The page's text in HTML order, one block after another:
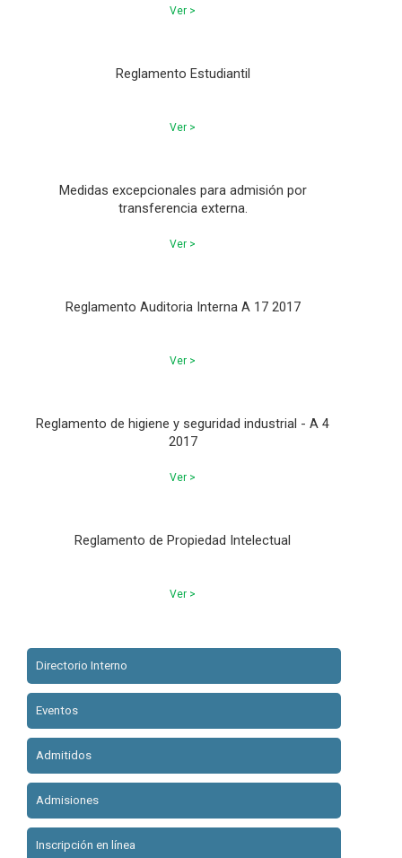
Ver >
Reglamento Estudiantil
Ver >
Medidas excepcionales para admisión por
transferencia externa.
Ver >
Reglamento Auditoria Interna A 17 2017
Ver >
Reglamento de higiene y seguridad industrial - A 4
2017
Ver >
Reglamento de Propiedad Intelectual
Ver >
Directorio Interno
Eventos
Admitidos
Admisiones
Inscripción en línea